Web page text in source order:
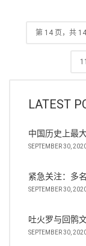
第 14 页，共
11
LATEST
中国历史上最
SEPTEMBER 30,
紧急关注：多
SEPTEMBER 30,
吐火罗与回鹘
SEPTEMBER 30,